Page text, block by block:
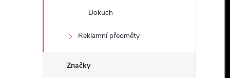
Dokuch
Reklamní předměty
Značky